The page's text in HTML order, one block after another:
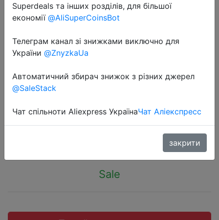
2021-01-01
Память для настольного пк
SNOAMOO DDR2, 2 гб озу, 800 мгц,
Sale
Superdeals та інших розділів, для більшої
економії @AliSuperCoinsBot
Телеграм канал зі знижками виключно для
України @ZnyzkaUa
Автоматичний збирач знижок з різних джерел
@SaleStack
Чат спільноти Aliexpress УкраїнаЧат Аліекспресс
закрити